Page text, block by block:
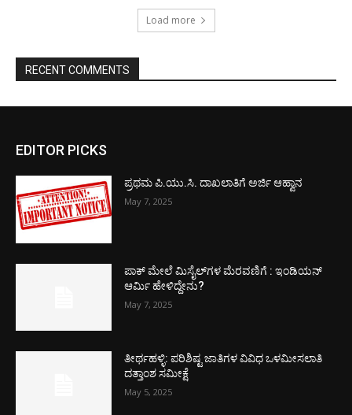
Load more
RECENT COMMENTS
EDITOR PICKS
ಪ್ರಥಮ ಪಿ.ಯು.ಸಿ. ದಾಖಲಾತಿಗೆ ಅರ್ಜಿ ಆಹ್ವಾನ
May 7, 2025
ಪಾಕ್​ ಮೇಲೆ ಮಿಸೈಲ್​ಗಳ ಮೆರವಣಿಗೆ : ಇಂಡಿಯನ್
ಆರ್ಮಿ ಹೇಳಿದ್ದೇನು?
May 7, 2025
ತೀರ್ಥಹಳ್ಳಿ: ಪರಿಶಿಷ್ಟ ಜಾತಿಗಳ ವಿವಿಧ ಒಳಮೀಸಲಾತಿ
ದತ್ತಾಂಶ ಸಮೀಕ್ಷೆ
May 5, 2025